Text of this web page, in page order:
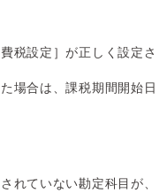
税設定］が正しく設定さ
場合は、課税期間開始日
れていない勘定科目が、